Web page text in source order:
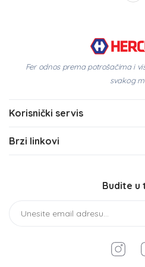
Fer odnos prema potrošačima i
svakog
Korisnički servis
Brzi linkovi
Budite u